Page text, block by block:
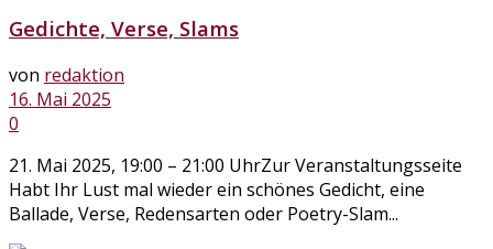
Gedichte, Verse, Slams
von redaktion
16. Mai 2025
0
21. Mai 2025, 19:00 – 21:00 UhrZur Veranstaltungsseite
Habt Ihr Lust mal wieder ein schönes Gedicht, eine
Ballade, Verse, Redensarten oder Poetry-Slam...